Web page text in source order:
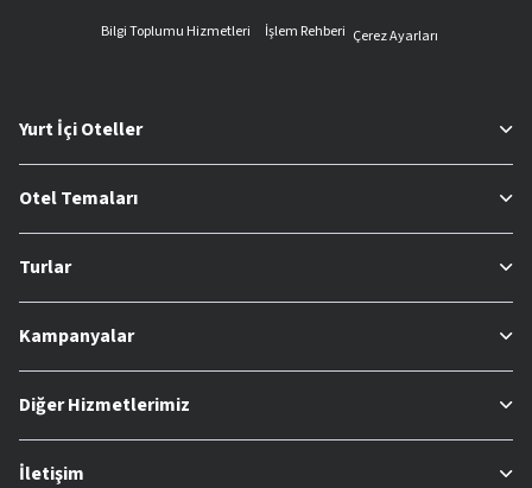
Bilgi Toplumu Hizmetleri
İşlem Rehberi Çerez Ayarları
Yurt İçi Oteller
Otel Temaları
Turlar
Kampanyalar
Diğer Hizmetlerimiz
İletişim